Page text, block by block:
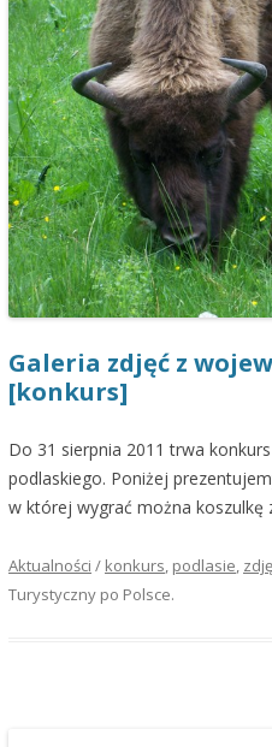
Galeria zdjęć z
[konkurs]
Do 31 sierpnia 2011 trwa
podlaskiego. Poniżej
w której wygrać można
Aktualności / konkurs, podlasie,
Turystyczny po Polsce.